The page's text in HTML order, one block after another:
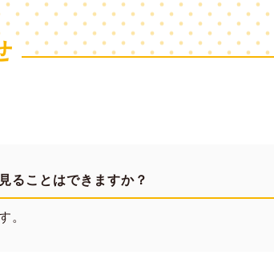
ることはできますか？
。